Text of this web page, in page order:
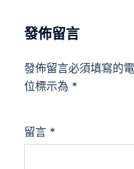
發佈留言
發佈留言必須填寫的
位標示為 *
留言 *